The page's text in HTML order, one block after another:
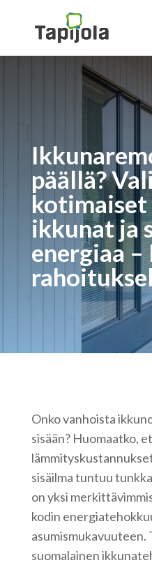
päällä?
ikkunat ja
energiaa –
Onko vanhoista
sisään? Huomaatko,
sisäilma tuntuu
on yksi
kodin
asumismukavuuteen.
suomalainen